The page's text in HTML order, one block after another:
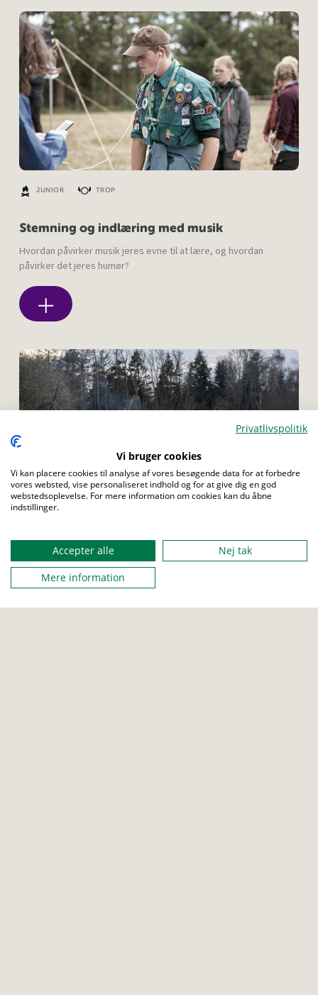
JUNIOR TROP
Stemning og indlæring med musik
Hvordan påvirker musik jeres evne til at lære, og hvordan
påvirker det jeres humør?
Lav kage med handicap
patruljen skal bage en gulerodskage, men
Privatlivspolitik
Vi bruger cookies
Vi kan placere cookies til analyse af vores besøgende data for at forbedre
vores websted, vise personaliseret indhold og for at give dig en god
webstedsoplevelse. For mere information om cookies kan du åbne
indstillinger.
Accepter alle
Nej tak
Mere information